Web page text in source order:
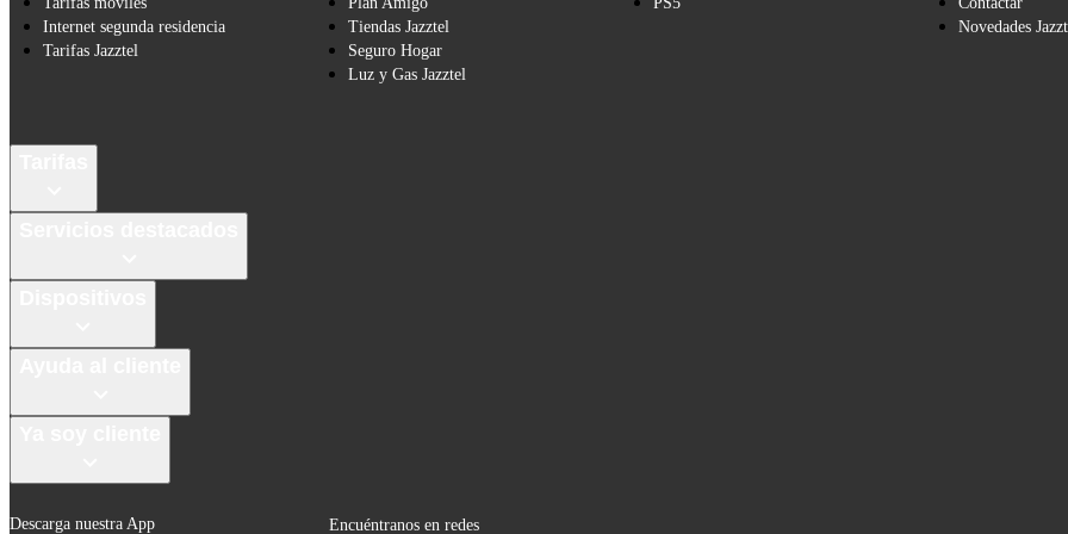
Internet segunda residencia
Tarifas Jazztel
Tiendas Jazztel
Seguro Hogar
Luz y Gas Jazztel
Novedades
Descarga nuestra App Encuéntranos en redes